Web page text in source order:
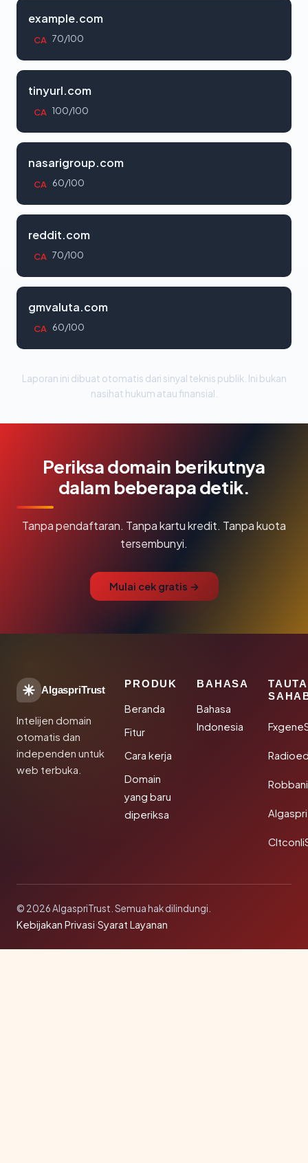
example.com
CA 70/100
tinyurl.com
CA 100/100
nasarigroup.com
CA 60/100
reddit.com
CA 70/100
gmvaluta.com
CA 60/100
Laporan ini dibuat otomatis dari sinyal teknis publik. Ini bukan
nasihat hukum atau finansial.
Periksa domain berikutnya
dalam beberapa detik.
Tanpa pendaftaran. Tanpa kartu kredit. Tanpa kuota
tersembunyi.
Mulai cek gratis →
AlgaspriTrust
Intelijen domain
otomatis dan
independen untuk
web terbuka.
PRODUK
Beranda
Fitur
Cara kerja
Domain
yang baru
diperiksa
BAHASA
Bahasa
Indonesia
© 2026 AlgaspriTrust. Semua hak dilindungi.
Kebijakan Privasi·Syarat Layanan